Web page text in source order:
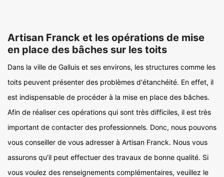
Artisan Franck et les opérations de mise
en place des bâches sur les toits
Dans la ville de Galluis et ses environs, les structures comme les
toits peuvent présenter des problèmes d'étanchéité. En effet, il
est indispensable de procéder à la mise en place des bâches.
Afin de réaliser ces opérations qui sont très difficiles, il est très
important de contacter des professionnels. Donc, nous pouvons
vous conseiller de vous adresser à Artisan Franck. Nous vous
assurons qu'il peut effectuer des travaux de bonne qualité. Si
vous voulez des renseignements complémentaires, veuillez le